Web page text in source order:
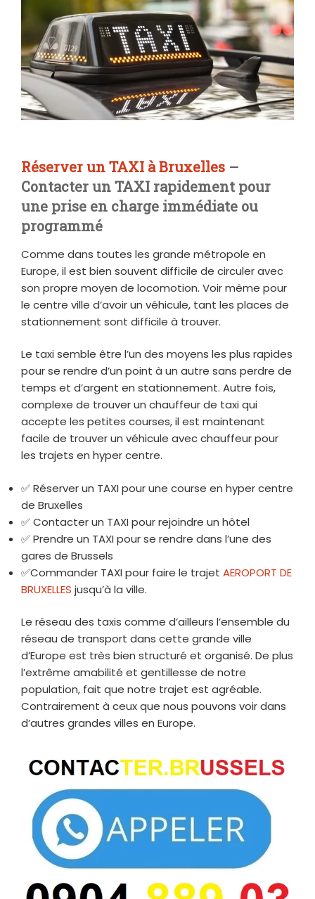
Réserver un TAXI à Bruxelles –
Contacter un TAXI rapidement pour
une prise en charge immédiate ou
programmé
Comme dans toutes les grande métropole en
Europe, il est bien souvent difficile de circuler avec
son propre moyen de locomotion. Voir même pour
le centre ville d’avoir un véhicule, tant les places de
stationnement sont difficile à trouver.
Le taxi semble être l’un des moyens les plus rapides
pour se rendre d’un point à un autre sans perdre de
temps et d’argent en stationnement. Autre fois,
complexe de trouver un chauffeur de taxi qui
accepte les petites courses, il est maintenant
facile de trouver un véhicule avec chauffeur pour
les trajets en hyper centre.
✅ Réserver un TAXI pour une course en hyper centre
de Bruxelles
✅ Contacter un TAXI pour rejoindre un hôtel
✅ Prendre un TAXI pour se rendre dans l’une des
gares de Brussels
✅Commander TAXI pour faire le trajet AEROPORT DE
BRUXELLES jusqu’à la ville.
Le réseau des taxis comme d’ailleurs l’ensemble du
réseau de transport dans cette grande ville
d’Europe est très bien structuré et organisé. De plus
l’extrême amabilité et gentillesse de notre
population, fait que notre trajet est agréable.
Contrairement à ceux que nous pouvons voir dans
d’autres grandes villes en Europe.